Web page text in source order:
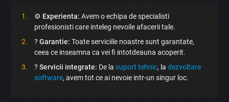
⚙️ Experienta: Avem o echipa de specialisti
profesionisti care inteleg nevoile afacerii tale.
?️Garantie: Toate serviciile noastre sunt garantate,
ceea ce inseamna ca vei fi intotdeauna acoperit.
?Servicii integrate: De lasuport tehnic, ladezvoltare
software, avem tot ce ai nevoie intr-un singur loc.